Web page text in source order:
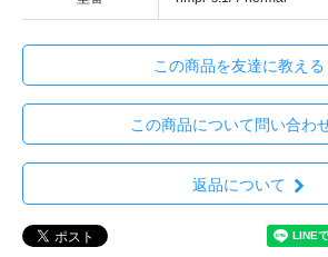
この商品を友達に教える
この商品について問い合わ
返品について